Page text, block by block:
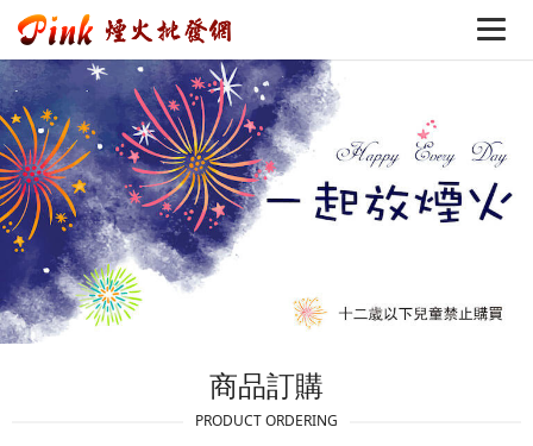
商品訂購
PRODUCT ORDERING